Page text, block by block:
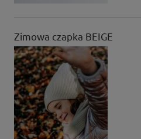
Zimowa czapka BEIGE